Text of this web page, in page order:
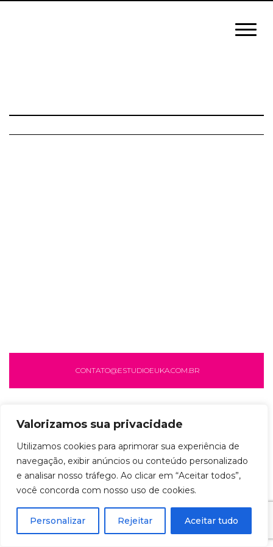
Valorizamos sua privacidade
Utilizamos cookies para aprimorar sua experiência de
navegação, exibir anúncios ou conteúdo personalizado
e analisar nosso tráfego. Ao clicar em “Aceitar todos”,
você concorda com nosso uso de cookies.
Personalizar Rejeitar Aceitar tudo
CONTATO@ESTUDIOEUKA.COM.BR